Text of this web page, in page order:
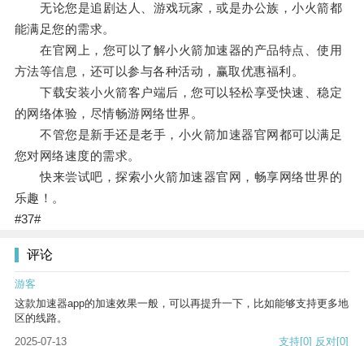
无论您是追剧达人、游戏玩家，或是办公族，小火箭都
能满足您的需求。
在官网上，您可以了解小火箭加速器的产品特点、使用
方法等信息，还可以参与各种活动，赢取优惠福利。
下载安装小火箭客户端后，您可以轻松享受快速、稳定
的网络体验，尽情畅游网络世界。
不管您是新手还是老手，小火箭加速器官网都可以满足
您对网络速度的需求。
快来尝试吧，探索小火箭加速器官网，畅享网络世界的
乐趣！。
#37#
评论
游客
这款加速器app的加速效果一般，可以再提升一下，比如能够支持更多地
区的线路。
2025-07-13
支持[0] 反对[0]